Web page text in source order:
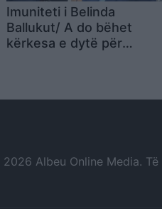
Imuniteti i Belinda
Ballukut/ A do bëhet
kërkesa e dytë për
2026 Albeu Online Media.